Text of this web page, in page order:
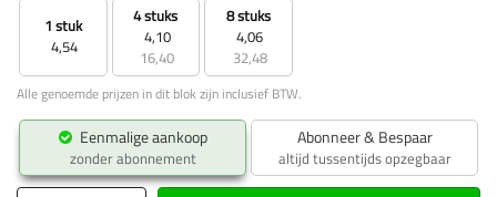
1 stuk
4,54
4 stuks
4,10
16,40
8 stuks
4,06
32,48
Alle genoemde prijzen in dit blok zijn inclusief BTW.
Eenmalige aankoop
zonder abonnement
Abonneer & Bespaar
altijd tussentijds opzegbaar